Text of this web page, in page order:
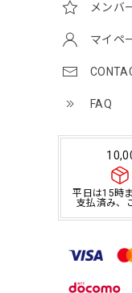
メンバ
マイペ
FAQ
平日は15時
支払済み、